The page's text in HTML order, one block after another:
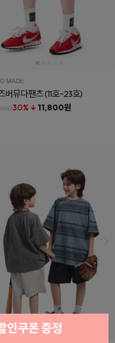
버뮤다팬츠(11호~23호)
원30% ↓ 11,800원
인쿠폰 증정